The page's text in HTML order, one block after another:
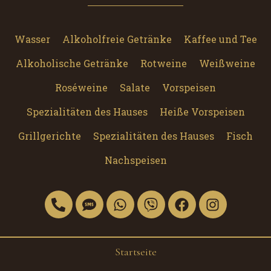
Wasser Alkoholfreie Getränke
Kaffee und Tee
Alkoholische Getränke
Rotweine
Weißweine
Roséweine
Salate
Vorspeisen
Spezialitäten des Hauses
Heiße Vorspeisen
Grillgerichte
Spezialitäten des Hauses
Fisch
Nachspeisen
Startseite